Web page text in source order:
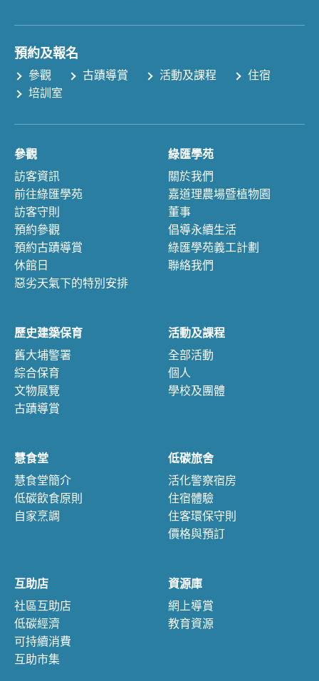
預約及報名
參觀 古蹟導賞 活動及課程
住宿
培訓室
參觀
訪客資訊
前往綠匯學苑
訪客守則
預約參觀
預約古蹟導賞
休館日
惡劣天氣下的特別安排
綠匯學苑
關於我們
嘉道理農場暨植物園
董事
倡導永續生活
綠匯學苑義工計劃
聯絡我們
歷史建築保育
舊大埔警署
綜合保育
文物展覽
古蹟導賞
活動及課程
全部活動
個人
學校及團體
慧食堂
慧食堂簡介
低碳飲食原則
自家烹調
低碳旅舍
活化警察宿房
住宿體驗
住客環保守則
價格與預訂
互助店
社區互助店
低碳經濟
可持續消費
互助市集
資源庫
網上導賞
教育資源